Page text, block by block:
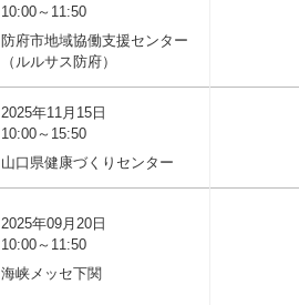
10:00～11:50
防府市地域協働支援センター
（ルルサス防府）
2025年11月15日
10:00～15:50
山口県健康づくりセンター
2025年09月20日
10:00～11:50
海峡メッセ下関